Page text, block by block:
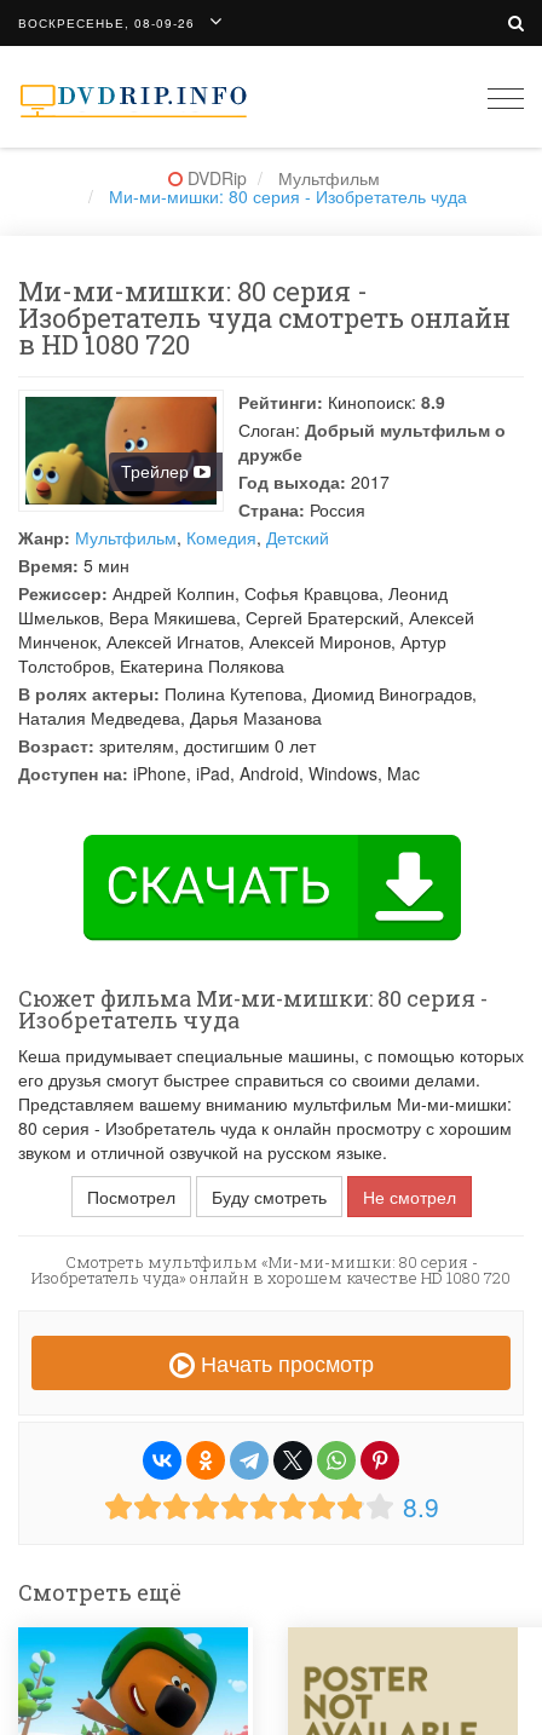
ВОСКРЕСЕНЬЕ, 08-09-26
DVDRip Мультфильм
Ми-ми-мишки: 80 серия - Изобретатель чуда
Ми-ми-мишки: 80 серия -
Изобретатель чуда смотреть онлайн
в HD 1080 720
Трейлер
Рейтинги: Кинопоиск: 8.9
Слоган: Добрый мультфильм о
дружбе
Год выхода: 2017
Страна: Россия
Жанр: Мультфильм, Комедия, Детский
Время: 5 мин
Режиссер: Андрей Колпин, Софья Кравцова, Леонид
Шмельков, Вера Мякишева, Сергей Братерский, Алексей
Минченок, Алексей Игнатов, Алексей Миронов, Артур
Толстобров, Екатерина Полякова
В ролях актеры: Полина Кутепова, Диомид Виноградов,
Наталия Медведева, Дарья Мазанова
Возраст: зрителям, достигшим 0 лет
Доступен на: iPhone, iPad, Android, Windows, Mac
Сюжет фильма Ми-ми-мишки: 80 серия -
Изобретатель чуда
Кеша придумывает специальные машины, с помощью которых
его друзья смогут быстрее справиться со своими делами.
Представляем вашему вниманию мультфильм Ми-ми-мишки:
80 серия - Изобретатель чуда к онлайн просмотру с хорошим
звуком и отличной озвучкой на русском языке.
Посмотрел
Буду смотреть Не смотрел
Смотреть мультфильм «Ми-ми-мишки: 80 серия -
Изобретатель чуда» онлайн в хорошем качестве HD 1080 720
Начать просмотр
8.9
Смотреть ещё